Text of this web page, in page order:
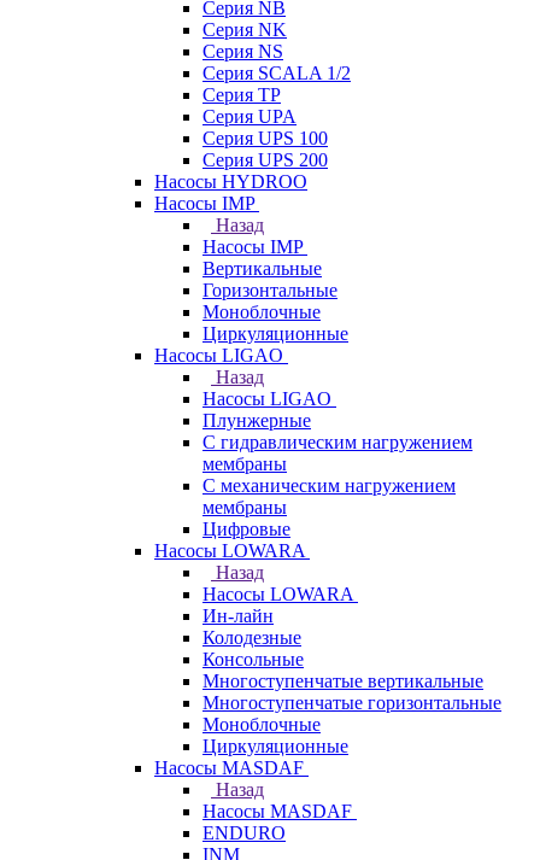
Серия NB
Серия NK
Серия NS
Серия SCALA 1/2
Серия TP
Серия UPA
Серия UPS 100
Серия UPS 200
Насосы HYDROO
Насосы IMP
Назад
Насосы IMP
Вертикальные
Горизонтальные
Моноблочные
Циркуляционные
Насосы LIGAO
Назад
Насосы LIGAO
Плунжерные
С гидравлическим нагружением
мембраны
С механическим нагружением
мембраны
Цифровые
Насосы LOWARA
Назад
Насосы LOWARA
Ин-лайн
Колодезные
Консольные
Многоступенчатые вертикальные
Многоступенчатые горизонтальные
Моноблочные
Циркуляционные
Насосы MASDAF
Назад
Насосы MASDAF
ENDURO
INM